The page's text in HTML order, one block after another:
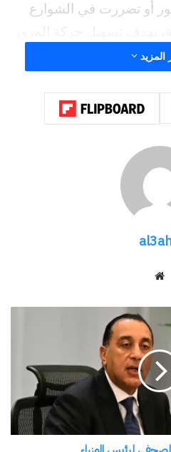
أو تضررت في الشوارع
للمارة من المواطنين
الأمطار بالممشى
التجميل والدهانات
التامة واستمرار تدفق
انطلاقًا من حرص محافظة
التنفيذية على ظهور مدن
المتابعة الدورية على
المزيد